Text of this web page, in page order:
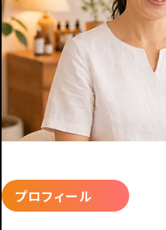
プロフィール